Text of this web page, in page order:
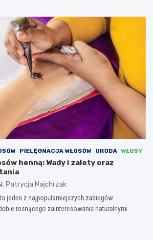
PIELĘGNACJA WŁOSÓW URODA WŁOSY
henną: Wady i zalety oraz
Patrycja Majchrzak
jeden z najpopularniejszych zabiegów
rosnącego zainteresowania naturalnymi